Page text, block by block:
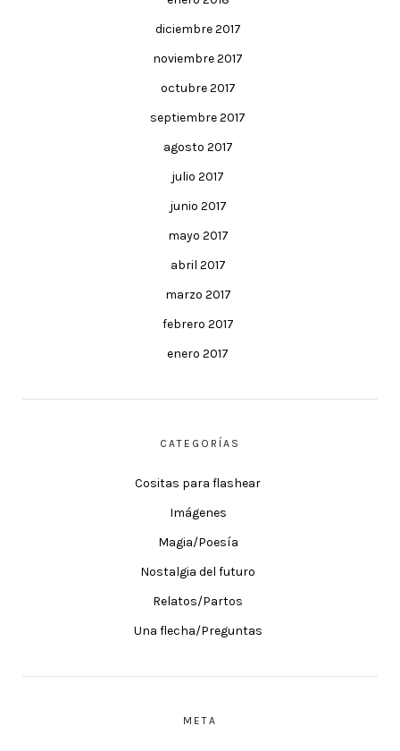
diciembre 2017
noviembre 2017
octubre 2017
septiembre 2017
agosto 2017
julio 2017
junio 2017
mayo 2017
abril 2017
marzo 2017
febrero 2017
enero 2017
CATEGORÍAS
Cositas para flashear
Imágenes
Magia/Poesía
Nostalgia del futuro
Relatos/Partos
Una flecha/Preguntas
META